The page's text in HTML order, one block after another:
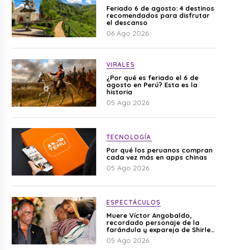
Feriado 6 de agosto: 4 destinos
recomendados para disfrutar
el descanso
06 Ago 2026
VIRALES
¿Por qué es feriado el 6 de
agosto en Perú? Esta es la
historia
05 Ago 2026
TECNOLOGÍA
Por qué los peruanos compran
cada vez más en apps chinas
05 Ago 2026
ESPECTÁCULOS
Muere Víctor Angobaldo,
recordado personaje de la
farándula y expareja de Shirley
Cherres
05 Ago 2026